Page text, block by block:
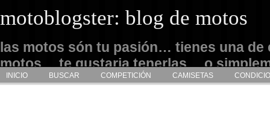
motoblogster: blog de motos
las motos són tu pasión… tienes una de
motos… te gustaria tenerlas… o
admirarlas… este es tu sitio
INICIO BUSCAR COMPETICIÓN CAMISETAS